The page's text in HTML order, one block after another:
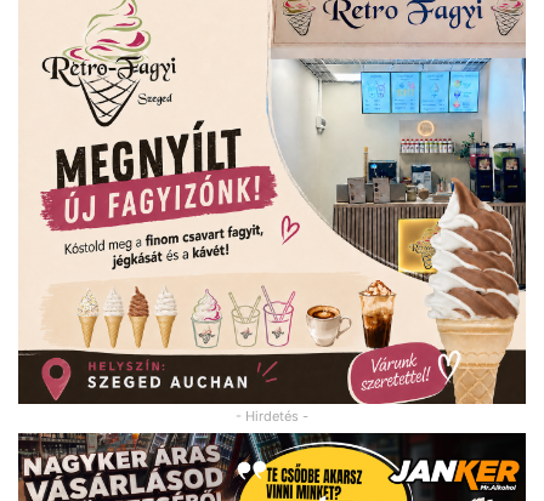
- Hirdetés -